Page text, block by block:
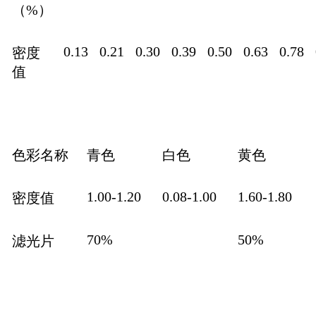
（%）
密度
值
0.13 0.21 0.30 0.39 0.50 0.63 0.78
色彩名称 青色 白色 黄色
密度值 1.00-1.20 0.08-1.00 1.60-1.80
滤光片 70% 50%